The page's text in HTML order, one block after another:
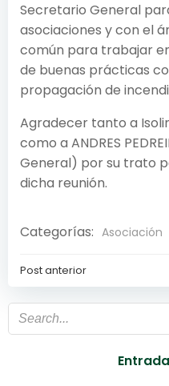
Secretario General
asociaciones y con el
común para trabajar
de buenas prácticas
propagación de
Agradecer tanto a
como a ANDRES
General) por su trato
dicha reunión.
Categorías: Asociación
Navegación
de
entradas
Post anterior